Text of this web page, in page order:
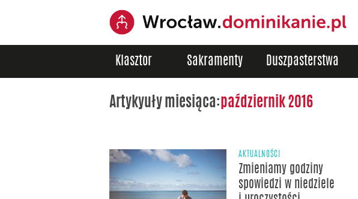
Klasztor Sakramenty Duszpasterstwa
Artykyuły miesiąca: październik 2016
AKTUALNOŚCI
Zmieniamy godziny
spowiedzi w niedziele